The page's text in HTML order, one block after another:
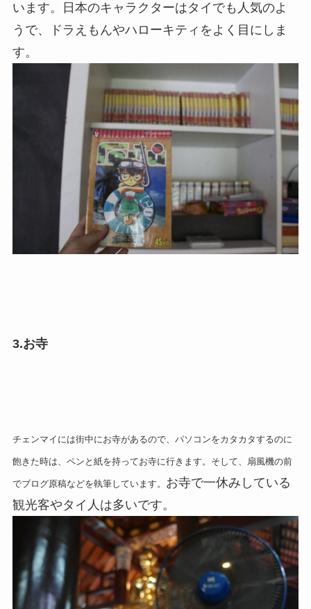
います。日本のキャラクターはタイでも人気のよ
うで、ドラえもんやハローキティをよく目にしま
す。
3.お寺
チェンマイには街中にお寺があるので、パソコンをカタカタするのに
飽きた時は、ペンと紙を持ってお寺に行きます。そして、扇風機の前
でブログ原稿などを執筆しています。 お寺で一休みしている
観光客やタイ人は多いです。